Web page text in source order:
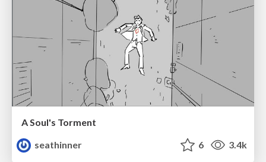
A Soul's Torment
seathinner
6 3.4k